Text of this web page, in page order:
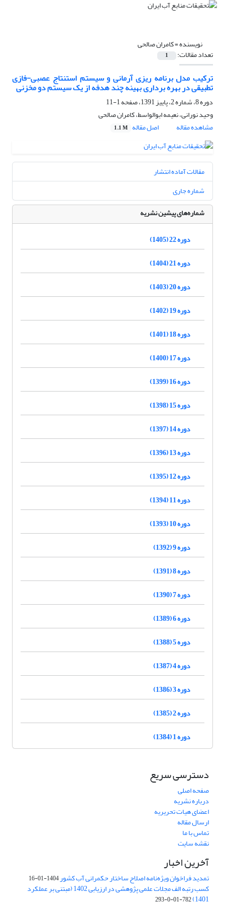
نویسنده =کامران صالحی
تعداد مقالات: 1
ترکیب مدل برنامه ریزی آرمانی و سیستم استنتاج عصبی-فازی
تطبیقی در بهره برداری بهینه چند هدفه از یک سیستم دو مخزنی
دوره 8، شماره 2، پاییز 1391، صفحه
1-11
وحید نورانی، نعیمه ابوالواسط، کامران صالحی
مشاهده مقاله
اصل مقاله 1.1 M
مقالات آماده انتشار
شماره جاری
شماره‌های پیشین نشریه
دوره 22 (1405)
دوره 21 (1404)
دوره 20 (1403)
دوره 19 (1402)
دوره 18 (1401)
دوره 17 (1400)
دوره 16 (1399)
دوره 15 (1398)
دوره 14 (1397)
دوره 13 (1396)
دوره 12 (1395)
دوره 11 (1394)
دوره 10 (1393)
دوره 9 (1392)
دوره 8 (1391)
دوره 7 (1390)
دوره 6 (1389)
دوره 5 (1388)
دوره 4 (1387)
دوره 3 (1386)
دوره 2 (1385)
دوره 1 (1384)
دسترسی سریع
صفحه اصلی
درباره نشریه
اعضای هیات تحریریه
ارسال مقاله
تماس با ما
نقشه سایت
آخرین اخبار
تمدید فراخوان ویژه‌نامه اصلاح ساختار حکمرانی آب کشور1404-01-16
کسب رتبه الف مجلات علمی پژوهشی در ارزیابی 1402 (مبتنی بر عملکرد
1401)
782-01-0-293